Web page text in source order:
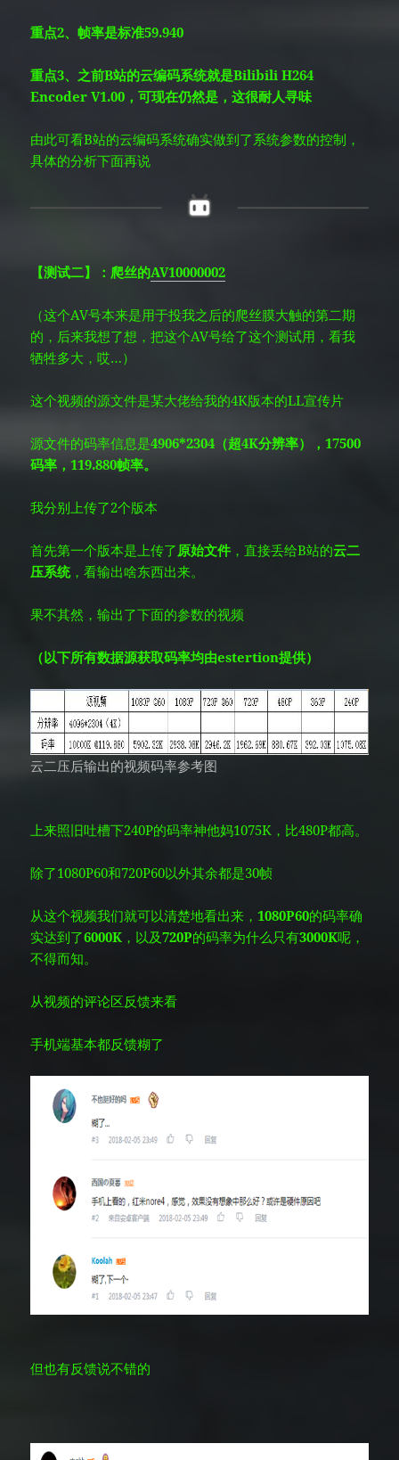
重点2、帧率是标准59.940
重点3、之前B站的云编码系统就是Bilibili H264
Encoder V1.00，可现在仍然是，这很耐人寻味
由此可看B站的云编码系统确实做到了系统参数的控制，
具体的分析下面再说
【测试二】：爬丝的AV10000002
（这个AV号本来是用于投我之后的爬丝膜大触的第二期
的，后来我想了想，把这个AV号给了这个测试用，看我
牺牲多大，哎…）
这个视频的源文件是某大佬给我的4K版本的LL宣传片
源文件的码率信息是4906*2304（超4K分辨率），17500
码率，119.880帧率。
我分别上传了2个版本
首先第一个版本是上传了 原始文件 ，直接丢给B站的云二
压系统，看输出啥东西出来。
果不其然，输出了下面的参数的视频
（以下所有数据源获取码率均由estertion提供）
云二压后输出的视频码率参考图
上来照旧吐槽下240P的码率神他妈1075K，比480P都高。
除了1080P60和720P60以外其余都是30帧
从这个视频我们就可以清楚地看出来，1080P60的码率确
实达到了6000K ，以及720P的码率为什么只有3000K呢，
不得而知。
从视频的评论区反馈来看
手机端基本都反馈糊了
但也有反馈说不错的